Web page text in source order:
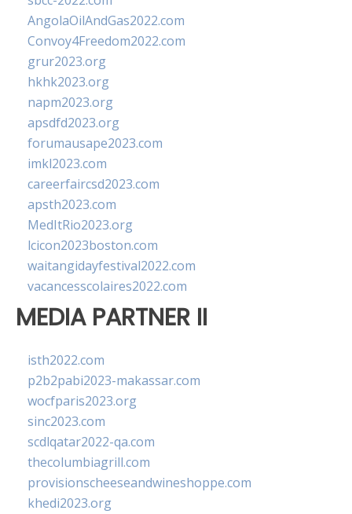
AngolaOilAndGas2022.com
Convoy4Freedom2022.com
grur2023.org
hkhk2023.org
napm2023.org
apsdfd2023.org
forumausape2023.com
imkl2023.com
careerfaircsd2023.com
apsth2023.com
MedItRio2023.org
lcicon2023boston.com
waitangidayfestival2022.com
vacancesscolaires2022.com
MEDIA PARTNER II
isth2022.com
p2b2pabi2023-makassar.com
wocfparis2023.org
sinc2023.com
scdlqatar2022-qa.com
thecolumbiagrill.com
provisionscheeseandwineshoppe.com
khedi2023.org